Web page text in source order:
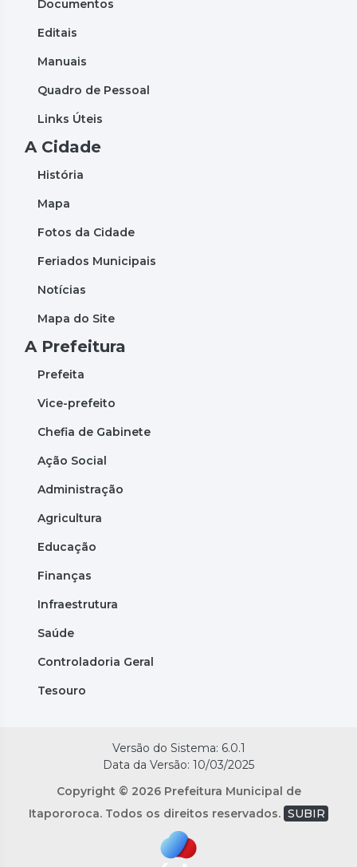
Documentos
Editais
Manuais
Quadro de Pessoal
Links Úteis
A Cidade
História
Mapa
Fotos da Cidade
Feriados Municipais
Notícias
Mapa do Site
A Prefeitura
Prefeita
Vice-prefeito
Chefia de Gabinete
Ação Social
Administração
Agricultura
Educação
Finanças
Infraestrutura
Saúde
Controladoria Geral
Tesouro
Versão do Sistema: 6.0.1
Data da Versão: 10/03/2025
Copyright © 2026 Prefeitura Municipal de
Itapororoca. Todos os direitos reservados. SUBIR